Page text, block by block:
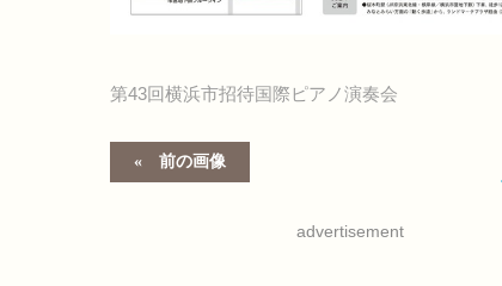
第43回横浜市招待国際ピアノ演奏会
前の画像
advertisement